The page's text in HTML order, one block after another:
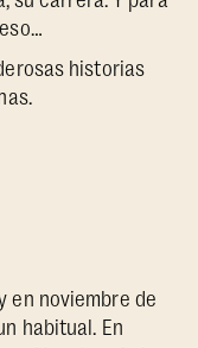
historias
en noviembre de
habitual. En